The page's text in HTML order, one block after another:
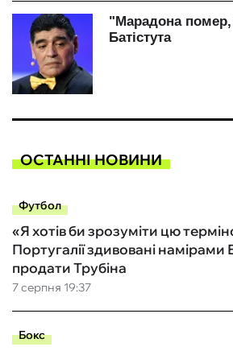
ОСТАННІ НОВИНИ
Футбол
7 серпня 19:37
«Я хотів би зрозуміти цю
Португалії здивовані намірами
продати Трубіна
Бокс